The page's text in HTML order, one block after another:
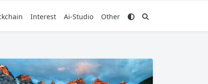
Interest Ai-Studio Other